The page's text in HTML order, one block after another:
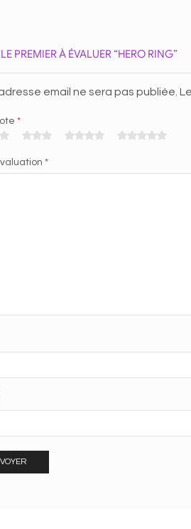
PREMIER À ÉVALUER “HERO RING”
email ne sera pas publiée.
*
*